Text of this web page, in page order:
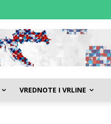
VREDNOTE I VRLINE